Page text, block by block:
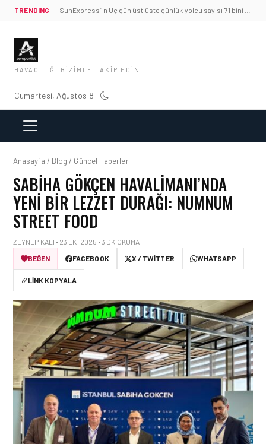
TRENDING
HAVACILIĞI BIZIMLE TAKIP EDIN
Cumartesi, Ağustos 8
Anasayfa / Blog / Güncel Haberler
SABIHA GÖKÇEN HAVALIMANI’NDA
YENI BIR LEZZET DURAĞI: NUMNUM
STREET FOOD
ZEYNEP KALI • 23 EKI 2025 • 3 DK OKUMA
BEĞEN
FACEBOOK X / TWITTER WHATSAPP
LINK KOPYALA